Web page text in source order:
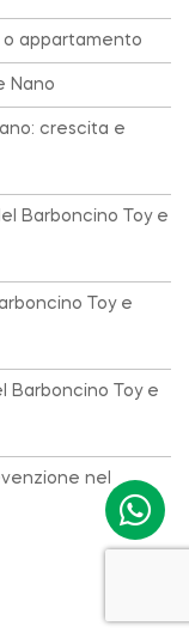
o appartamento
Nano
crescita e
Barboncino Toy e
Toy e
Barboncino Toy e
nel